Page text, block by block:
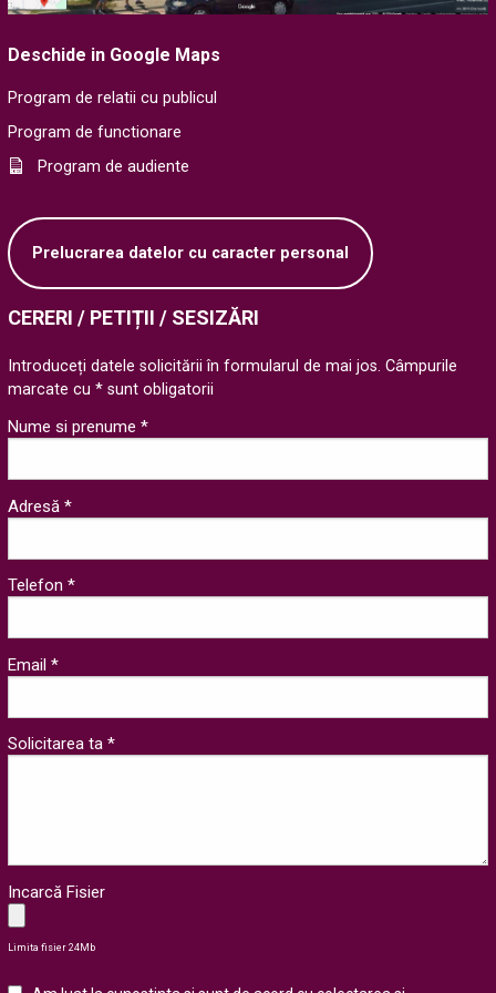
Deschide in Google Maps
Program de relatii cu publicul
Program de functionare
Program de audiente
Prelucrarea datelor cu caracter personal
CERERI / PETIȚII / SESIZĂRI
Introduceți datele solicitării în formularul de mai jos. Câmpurile
marcate cu * sunt obligatorii
Nume si prenume *
Adresă *
Telefon *
Email *
Solicitarea ta *
Incarcă Fisier
Limita fisier 24Mb